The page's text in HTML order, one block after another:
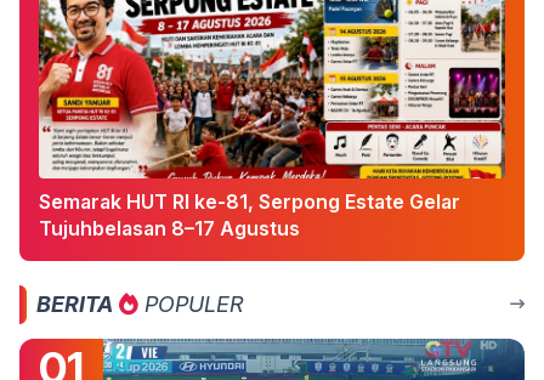
Semarak HUT RI ke-81, Serpong Estate Gelar
Tujuhbelasan 8–17 Agustus
BERITA POPULER
01